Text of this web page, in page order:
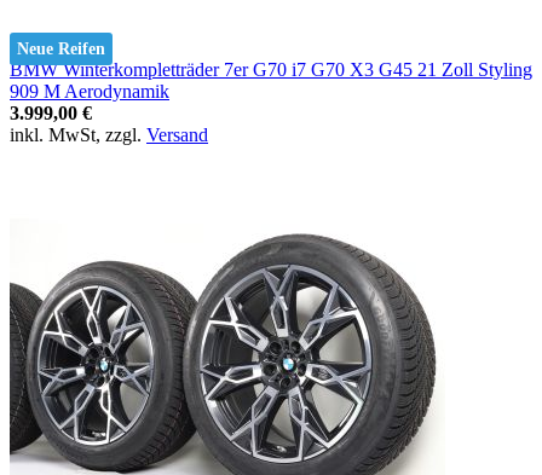
Neue Reifen
BMW Winterkompletträder 7er G70 i7 G70 X3 G45 21 Zoll Styling
909 M Aerodynamik
3.999,00 €
inkl. MwSt, zzgl. Versand